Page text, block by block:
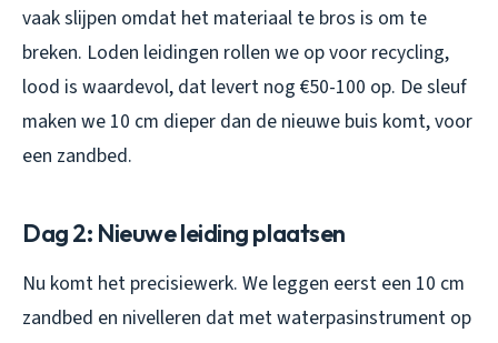
vaak slijpen omdat het materiaal te bros is om te
breken. Loden leidingen rollen we op voor recycling,
lood is waardevol, dat levert nog €50-100 op. De sleuf
maken we 10 cm dieper dan de nieuwe buis komt, voor
een zandbed.
Dag 2: Nieuwe leiding plaatsen
Nu komt het precisiewerk. We leggen eerst een 10 cm
zandbed en nivelleren dat met waterpasinstrument op